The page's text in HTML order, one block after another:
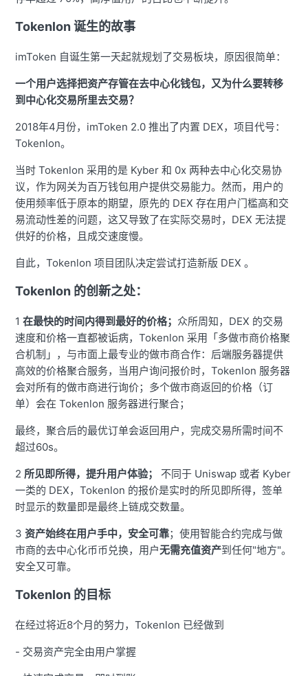
Tokenlon 诞生的故事
imToken 自诞生第一天起就规划了交易板块，原因很简单：
一个用户选择把资产存管在去中心化钱包，又为什么要转移
到中心化交易所里去交易？
2018年4月份，imToken 2.0 推出了内置 DEX，项目代号：
Tokenlon。
当时 Tokenlon 采用的是 Kyber 和 0x 两种去中心化交易协
议，作为网关为百万钱包用户提供交易能力。然而，用户的
使用频率低于原本的期望，原先的 DEX 存在用户门槛高和交
易流动性差的问题，这又导致了在实际交易时，DEX 无法提
供好的价格，且成交速度慢。
自此，Tokenlon 项目团队决定尝试打造新版 DEX 。
Tokenlon 的创新之处：
1在最快的时间内得到最好的价格； 众所周知，DEX 的交易
速度和价格一直都被诟病，Tokenlon 采用「多做市商价格聚
合机制」，与市面上最专业的做市商合作：后端服务器提供
高效的价格聚合服务，当用户询问报价时，Tokenlon 服务器
会对所有的做市商进行询价；多个做市商返回的价格（订
单）会在 Tokenlon 服务器进行聚合；
最终，聚合后的最优订单会返回用户，完成交易所需时间不
超过60s。
2所见即所得，提升用户体验；
不同于 Uniswap 或者 Kyber
一类的 DEX，Tokenlon 的报价是实时的所见即所得，签单
时显示的数量即是最终上链成交数量。
3资产始终在用户手中，安全可靠；使用智能合约完成与做
市商的去中心化币币兑换，用户无需充值资产到任何"地方"。
安全又可靠。
Tokenlon 的目标
在经过将近8个月的努力，Tokenlon 已经做到
- 交易资产完全由用户掌握